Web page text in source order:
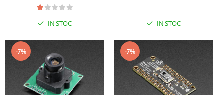
Convertor nivel logic
Convertor USB la serial
Datalogger
IN STOC IN STOC
-7% -7%